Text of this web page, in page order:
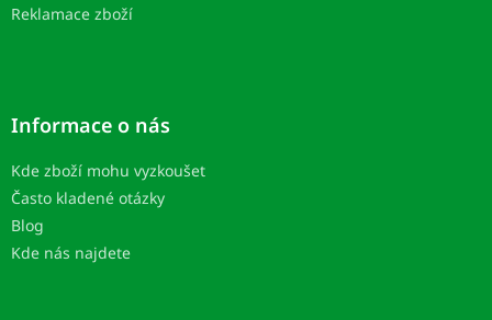
Reklamace zboží
Informace o nás
Kde zboží mohu vyzkoušet
Často kladené otázky
Blog
Kde nás najdete